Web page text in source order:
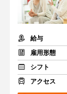
給与
雇用形態
シフト
アクセス